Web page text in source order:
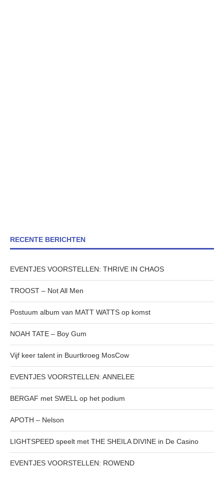
RECENTE BERICHTEN
EVENTJES VOORSTELLEN: THRIVE IN CHAOS
TROOST – Not All Men
Postuum album van MATT WATTS op komst
NOAH TATE – Boy Gum
Vijf keer talent in Buurtkroeg MosCow
EVENTJES VOORSTELLEN: ANNELEE
BERGAF met SWELL op het podium
APOTH – Nelson
LIGHTSPEED speelt met THE SHEILA DIVINE in De Casino
EVENTJES VOORSTELLEN: ROWEND